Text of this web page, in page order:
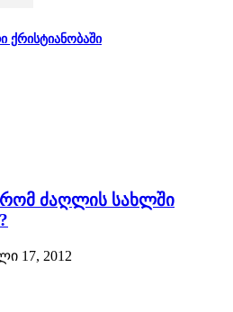
ქრისტიანობაში
ძაღლის სახლში
17, 2012